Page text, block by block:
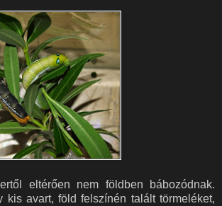
eltérően nem földben bábozódnak.
kis avart, föld felszínén talált törmeléket,